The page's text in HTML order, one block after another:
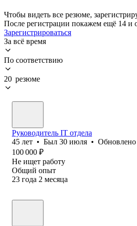
Чтобы видеть все резюме,
После регистрации покажем ещё 14 и
Зарегистрироваться
За всё время
По соответствию
20 резюме
Руководитель IT отдела
45 лет • Был 30 июля • Обновлено
100 000 ₽
Не ищет работу
Общий опыт
23 года 2 месяца